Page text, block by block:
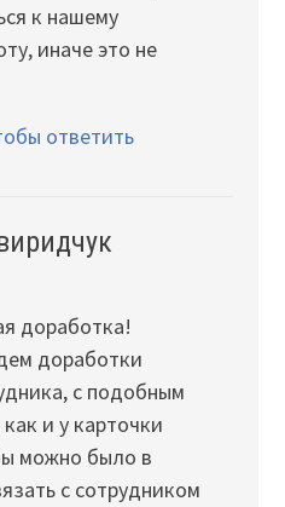
к нашему
иначе это не
ответить
доработка!
доработки
с подобным
и у карточки
можно было в
с сотрудником